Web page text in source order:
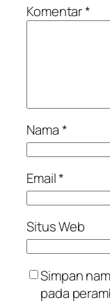
Komentar*
Nama*
Email*
Situs Web
Simpan
pada